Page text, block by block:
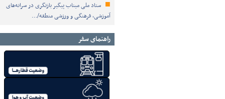
ستاد ملی میناب پیگیر بازنگری در سرانه‌های
آموزشی، فرهنگی و ورزشی منطقه/…
راهنمای سفر